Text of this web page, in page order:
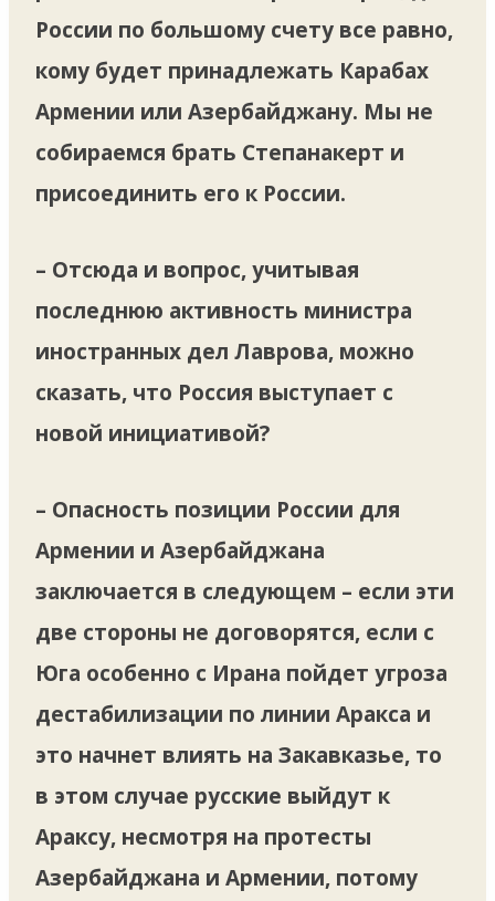
России по большому счету все равно,
кому будет принадлежать Карабах
Армении или Азербайджану. Мы не
собираемся брать Степанакерт и
присоединить его к России.
– Отсюда и вопрос, учитывая
последнюю активность министра
иностранных дел Лаврова, можно
сказать, что Россия выступает с
новой инициативой?
– Опасность позиции России для
Армении и Азербайджана
заключается в следующем – если эти
две стороны не договорятся, если с
Юга особенно с Ирана пойдет угроза
дестабилизации по линии Аракса и
это начнет влиять на Закавказье, то
в этом случае русские выйдут к
Араксу, несмотря на протесты
Азербайджана и Армении, потому